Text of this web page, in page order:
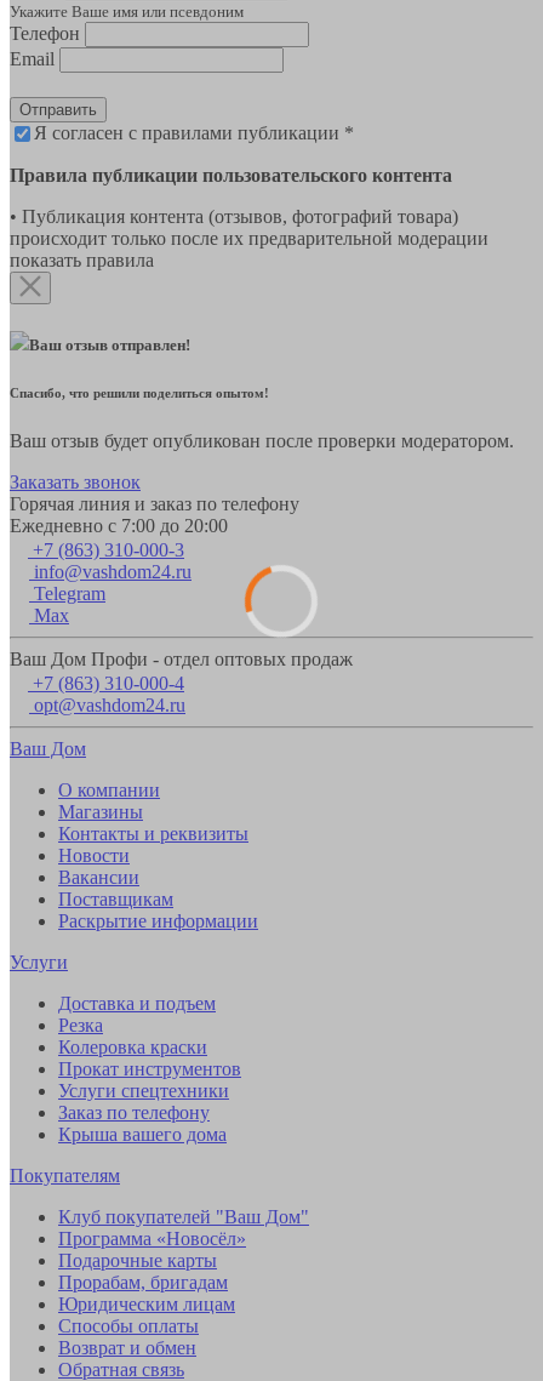
Укажите Ваше имя или псевдоним
Телефон
Email
Отправить
Я согласен с правилами публикации *
Правила публикации пользовательского контента
• Публикация контента (отзывов, фотографий товара)
происходит только после их предварительной модерации
показать правила
Ваш отзыв отправлен!
Спасибо, что решили поделиться опытом!
Ваш отзыв будет опубликован после проверки модератором.
Заказать звонок
Горячая линия и заказ по телефону
Ежедневно с 7:00 до 20:00
+7 (863) 310-000-3
info@vashdom24.ru
Telegram
Max
Ваш Дом Профи - отдел оптовых продаж
+7 (863) 310-000-4
opt@vashdom24.ru
Ваш Дом
О компании
Магазины
Контакты и реквизиты
Новости
Вакансии
Поставщикам
Раскрытие информации
Услуги
Доставка и подъем
Резка
Колеровка краски
Прокат инструментов
Услуги спецтехники
Заказ по телефону
Крыша вашего дома
Покупателям
Клуб покупателей "Ваш Дом"
Программа «Новосёл»
Подарочные карты
Прорабам, бригадам
Юридическим лицам
Способы оплаты
Возврат и обмен
Обратная связь